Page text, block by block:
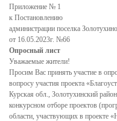
График
Приложение № 1
к Постановлению
администрации поселка Золотухино
от 16.05.2023г. №66
Опросный лист
Уважаемые жители!
Просим Вас принять участие в
вопросу участия проекта
Курская обл., Золотухинский
конкурсном отборе проектов
области, участвующих в проекте